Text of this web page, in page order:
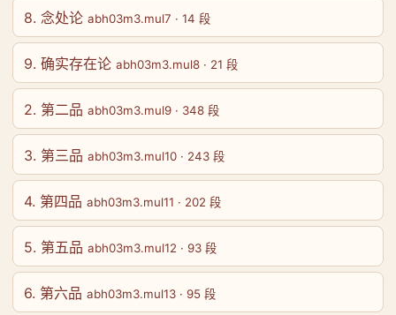
8. 念处论 abh03m3.mul7 · 14 段
9. 确实存在论 abh03m3.mul8 · 21 段
2. 第二品 abh03m3.mul9 · 348 段
3. 第三品 abh03m3.mul10 · 243 段
4. 第四品 abh03m3.mul11 · 202 段
5. 第五品 abh03m3.mul12 · 93 段
6. 第六品 abh03m3.mul13 · 95 段